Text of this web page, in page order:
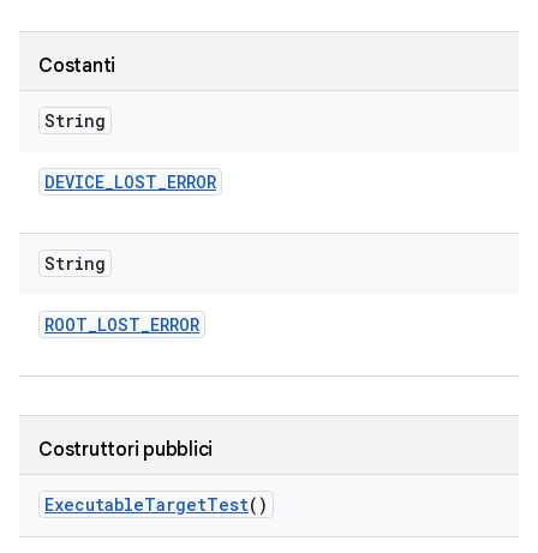
Costanti
String
DEVICE_LOST_ERROR
String
ROOT_LOST_ERROR
Costruttori pubblici
ExecutableTargetTest()